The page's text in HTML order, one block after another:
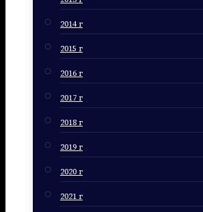
2014 г
2015 г
2016 г
2017 г
2018 г
2019 г
2020 г
2021 г